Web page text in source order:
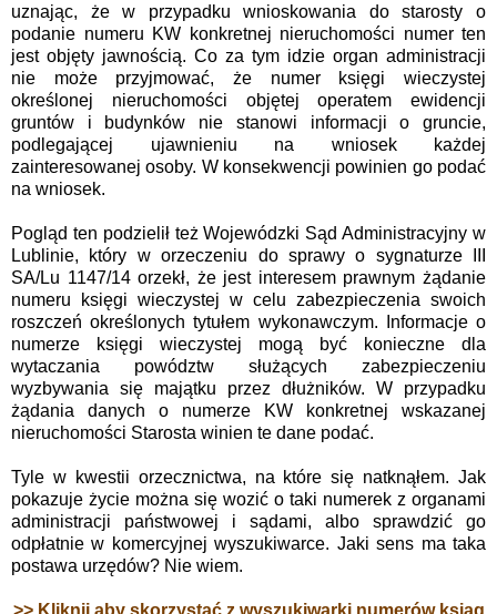
uznając, że w przypadku wnioskowania do starosty o
podanie numeru KW konkretnej nieruchomości numer ten
jest objęty jawnością. Co za tym idzie organ administracji
nie może przyjmować, że numer księgi wieczystej
określonej nieruchomości objętej operatem ewidencji
gruntów i budynków nie stanowi informacji o gruncie,
podlegającej ujawnieniu na wniosek każdej
zainteresowanej osoby. W konsekwencji powinien go podać
na wniosek.
Pogląd ten podzielił też Wojewódzki Sąd Administracyjny w
Lublinie, który w orzeczeniu do sprawy o sygnaturze III
SA/Lu 1147/14 orzekł, że jest interesem prawnym żądanie
numeru księgi wieczystej w celu zabezpieczenia swoich
roszczeń określonych tytułem wykonawczym.
Informacje o
numerze księgi wieczystej mogą być konieczne dla
wytaczania powództw służących zabezpieczeniu
wyzbywania się majątku przez dłużników. W przypadku
żądania danych o numerze KW konkretnej wskazanej
nieruchomości Starosta winien te dane podać.
Tyle w kwestii orzecznictwa, na które się natknąłem. Jak
pokazuje życie można się wozić o taki numerek z organami
administracji państwowej i sądami, albo sprawdzić go
odpłatnie w komercyjnej wyszukiwarce. Jaki sens ma taka
postawa urzędów? Nie wiem.
>> Kliknij aby skorzystać z wyszukiwarki numerów ksiąg